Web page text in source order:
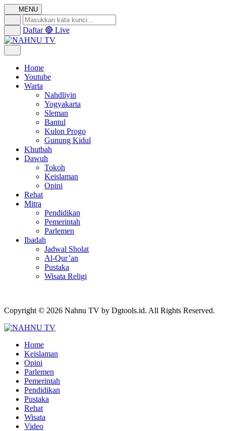
MENU
Daftar 🔴 Live
Home
Youtube
Warta
Nahdliyin
Yogyakarta
Sleman
Bantul
Kulon Progo
Gunung Kidul
Khutbah
Dawuh
Tokoh
Keislaman
Opini
Rehat
Mitra
Pendidikan
Pemerintah
Parlemen
Ibadah
Jadwal Sholat
Al-Qur’an
Pustaka
Wisata Religi
Copyright © 2026 Nahnu TV by Dgtools.id. All Rights Reserved.
Home
Keislaman
Opini
Parlemen
Pemerintah
Pendidikan
Pustaka
Rehat
Wisata
Video